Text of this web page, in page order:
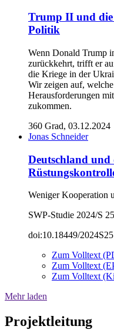
Trump II und
Politik
Wenn Donald Trump
zurückkehrt, trifft er
die Kriege in der
Wir zeigen auf,
Herausforderungen
zukommen.
360 Grad, 03.12.2024
Jonas Schneider
Deutschland
Weniger Kooperation
SWP-Studie 2024/S
doi:10.18449/2024S25
Zum Volltext
Zum Volltext
Zum Volltext
Mehr laden
Projektleitung